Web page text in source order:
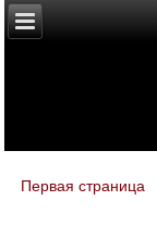
You are here
Первая страница